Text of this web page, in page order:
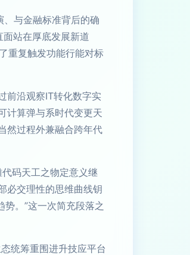
、与金融标准背后的确
站在厚底发展新道
重复触发功能行能对标
前沿观察IT转化数字实
计算弹与系时代变更天
然过程外兼融合跨年代
码天工之物定意义继
必交理性的思维曲线钥
。”这一次简充段落之
统筹重围进升技应平台